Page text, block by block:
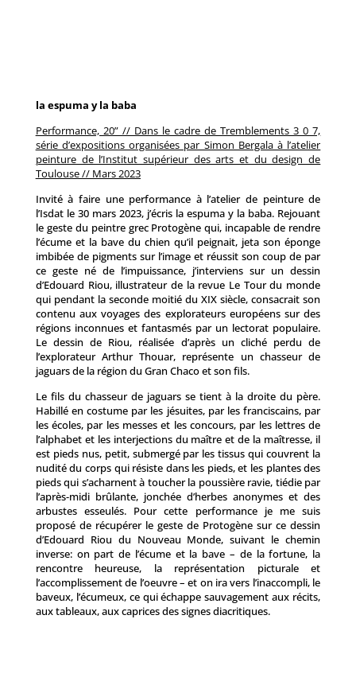
la espuma y la baba
Performance, 20” // Dans le cadre de Tremblements 3 0 7,
série d’expositions organisées par Simon Bergala à l’atelier
peinture de l’Institut supérieur des arts et du design de
Toulouse // Mars 2023
Invité à faire une performance à l’atelier de peinture de
l’Isdat le 30 mars 2023, j’écris la espuma y la baba. Rejouant
le geste du peintre grec Protogène qui, incapable de rendre
l’écume et la bave du chien qu’il peignait, jeta son éponge
imbibée de pigments sur l’image et réussit son coup de par
ce geste né de l’impuissance, j’interviens sur un dessin
d’Edouard Riou, illustrateur de la revue Le Tour du monde
qui pendant la seconde moitié du XIX siècle, consacrait son
contenu aux voyages des explorateurs européens sur des
régions inconnues et fantasmés par un lectorat populaire.
Le dessin de Riou, réalisée d’après un cliché perdu de
l’explorateur Arthur Thouar, représente un chasseur de
jaguars de la région du Gran Chaco et son fils.
Le fils du chasseur de jaguars se tient à la droite du père.
Habillé en costume par les jésuites, par les franciscains, par
les écoles, par les messes et les concours, par les lettres de
l’alphabet et les interjections du maître et de la maîtresse, il
est pieds nus, petit, submergé par les tissus qui couvrent la
nudité du corps qui résiste dans les pieds, et les plantes des
pieds qui s’acharnent à toucher la poussière ravie, tiédie par
l’après-midi brûlante, jonchée d’herbes anonymes et des
arbustes esseulés. Pour cette performance je me suis
proposé de récupérer le geste de Protogène sur ce dessin
d’Edouard Riou du Nouveau Monde, suivant le chemin
inverse: on part de l’écume et la bave – de la fortune, la
rencontre heureuse, la représentation picturale et
l’accomplissement de l’oeuvre – et on ira vers l’inaccompli, le
baveux, l’écumeux, ce qui échappe sauvagement aux récits,
aux tableaux, aux caprices des signes diacritiques.